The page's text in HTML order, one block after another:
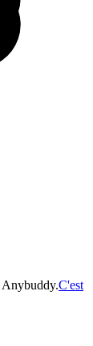
Anybuddy.C'est